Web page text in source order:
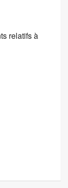
relatifs à